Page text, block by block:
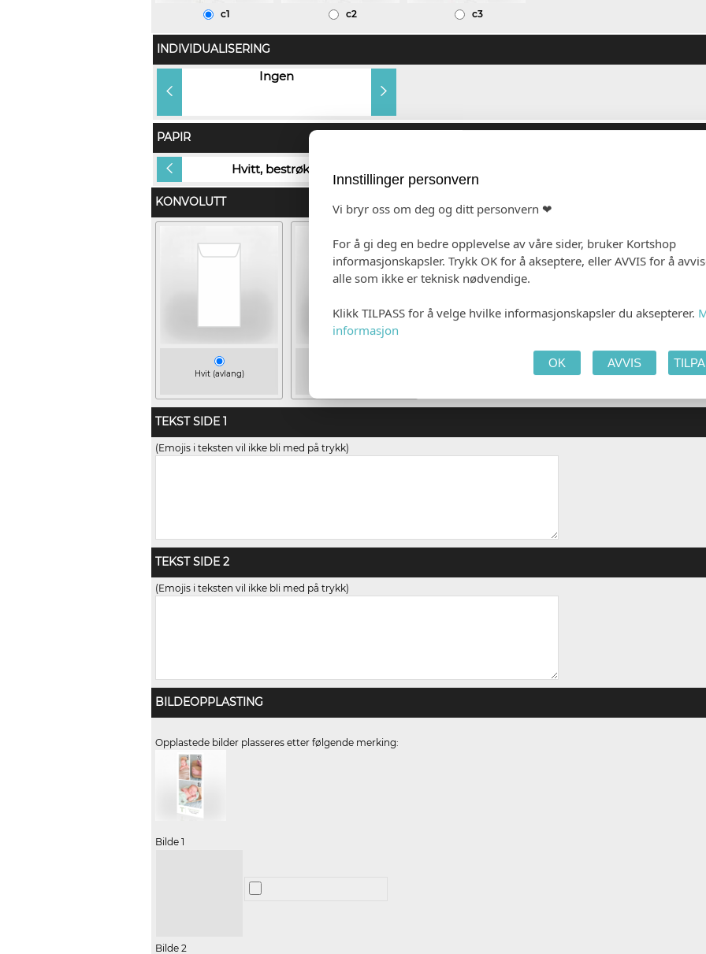
c1 c2 c3
INDIVIDUALISERING
produkt, navn på konvolutt
Ingen
PAPIR
Hvitt, bestrøket
KONVOLUTT
Hvit (avlang)
TEKST SIDE 1
(Emojis i teksten vil ikke bli med på trykk)
TEKST SIDE 2
(Emojis i teksten vil ikke bli med på trykk)
BILDEOPPLASTING
Opplastede bilder plasseres etter følgende merking:
Bilde 1
Bilde 2
Innstillinger personvern
Vi bryr oss om deg og ditt personvern ❤
For å gi deg en bedre opplevelse av våre sider, bruker Kortshop
informasjonskapsler. Trykk OK for å akseptere, eller AVVIS for å
alle som ikke er teknisk nødvendige.
Klikk TILPASS for å velge hvilke informasjonskapsler du aksepterer.
informasjon
OK AVVIS